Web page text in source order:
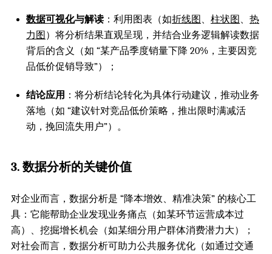
数据可视化与解读 ：利用图表（如折线图 、 柱状图 、 热
力图 ）将分析结果直观呈现，并结合业务逻辑解读数据
背后的含义（如 “某产品季度销量下降 20%，主要因竞
品低价促销导致”）；
结论应用 ：将分析结论转化为具体行动建议，推动业务
落地（如 “建议针对竞品低价策略，推出限时满减活
动，挽回流失用户”）。
3. 数据分析的关键价值
对企业而言，数据分析是 “降本增效、精准决策” 的核心工
具：它能帮助企业发现业务痛点（如某环节运营成本过
高）、挖掘增长机会（如某细分用户群体消费潜力大）；
对社会而言，数据分析可助力公共服务优化（如通过交通